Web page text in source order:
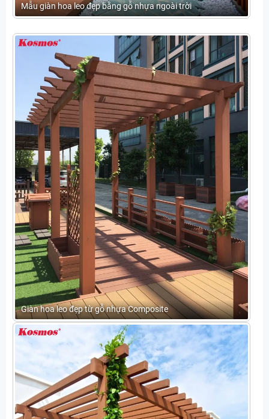
Mẫu giàn hoa leo đẹp bằng gỗ nhựa ngoài trời
Giàn hoa leo đẹp từ gỗ nhựa Composite